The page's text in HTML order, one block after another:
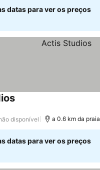
datas para ver os preços
disponível a 0.6 km da praia
datas para ver os preços